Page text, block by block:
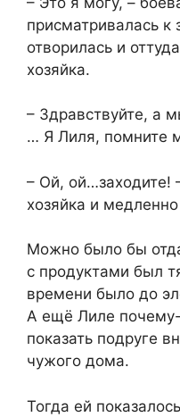
присматривалась к
отворилась и
хозяйка.
– Здравствуйте, а
… Я Лиля, помните
– Ой, ой…заходите!
хозяйка и
Можно было бы
с продуктами был
времени было до
А ещё Лиле почему-
показать подруге
чужого дома.
Тогда ей